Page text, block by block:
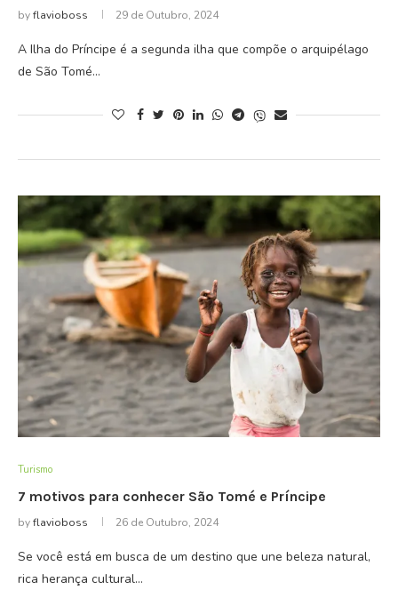
byflavioboss 29 de Outubro, 2024
A Ilha do Príncipe é a segunda ilha que compõe o arquipélago
de São Tomé…
Turismo
7 motivos para conhecer São Tomé e Príncipe
byflavioboss 26 de Outubro, 2024
Se você está em busca de um destino que une beleza natural,
rica herança cultural…